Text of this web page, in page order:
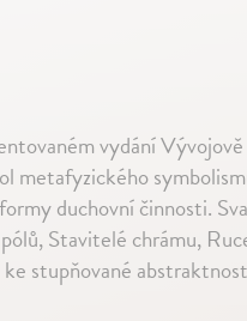
vydání
duchovní činnosti.
Stavitelé chrámu,
stupňované